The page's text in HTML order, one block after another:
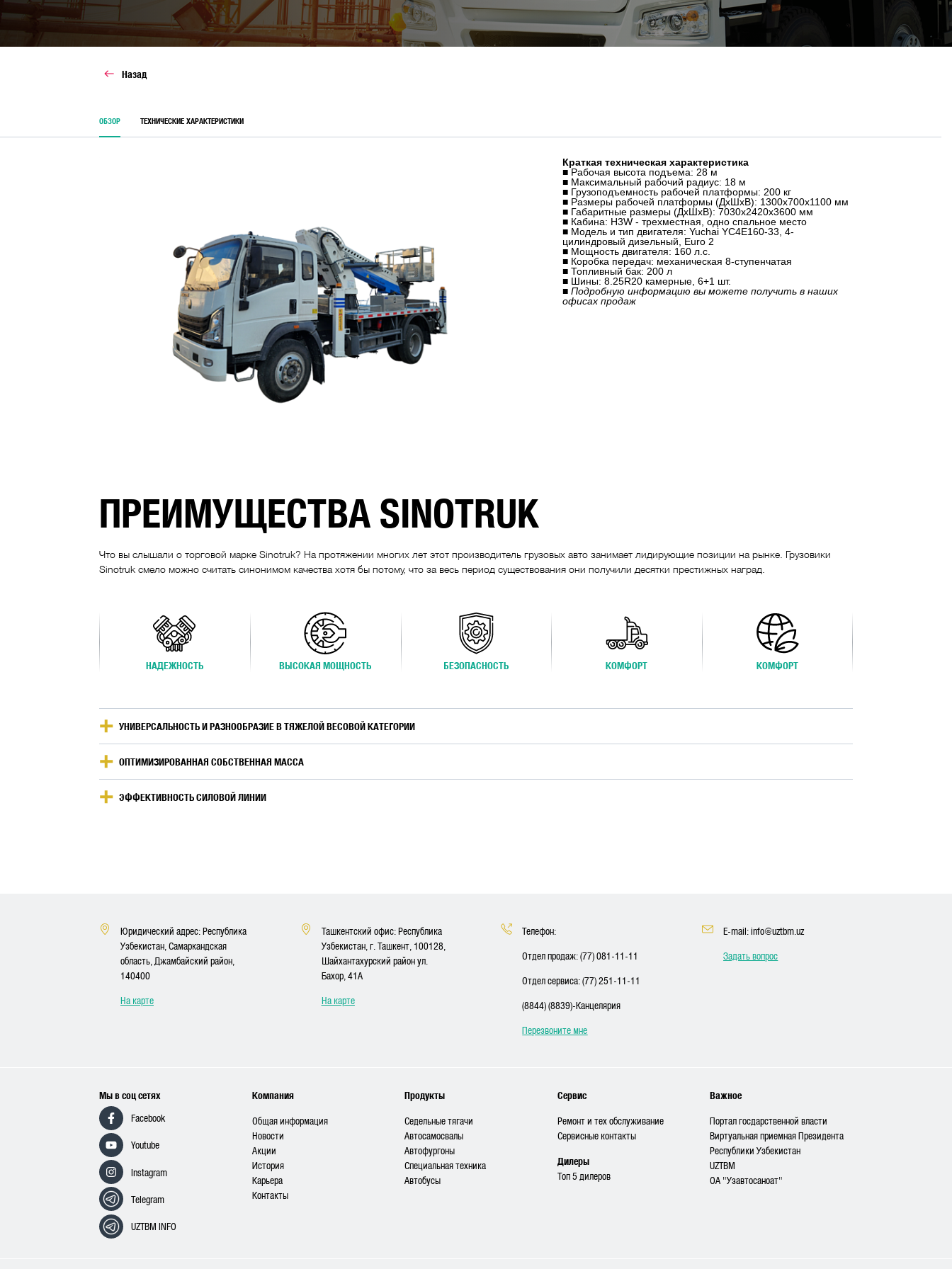
АКЦИИ
Назад
ОБЗОР ТЕХНИЧЕСКИЕ ХАРАКТЕРИСТИКИ
Краткая техническая характеристика
■ Рабочая высота подъема: 28 м
■ Максимальный рабочий радиус: 18 м
■ Грузоподъемность рабочей платформы: 200 кг
■ Размеры рабочей платформы (ДхШхВ): 1300х700х1100 мм
■ Габаритные размеры (ДхШхВ): 7030х2420х3600 мм
■ Кабина: H3W - трехместная, одно спальное место
■ Модель и тип двигателя: Yuchai YC4E160-33, 4-
цилиндровый дизельный, Euro 2
■ Мощность двигателя: 160 л.с.
■ Коробка передач: механическая 8-ступенчатая
■ Топливный бак: 200 л
■ Шины: 8.25R20 камерные, 6+1 шт.
■ Подробную информацию вы можете получить в наших
офисах продаж
ПРЕИМУЩЕСТВА SINOTRUK
Что вы слышали о торговой марке Sinotruk? На протяжении многих лет этот производитель грузовых авто занимает лидирующие позиции на рынке. Грузовики
Sinotruk смело можно считать синонимом качества хотя бы потому, что за весь период существования они получили десятки престижных наград.
НАДЕЖНОСТЬ ВЫСОКАЯ МОЩНОСТЬ БЕЗОПАСНОСТЬ КОМФОРТ КОМФОРТ
УНИВЕРСАЛЬНОСТЬ И РАЗНООБРАЗИЕ В ТЯЖЕЛОЙ ВЕСОВОЙ КАТЕГОРИИ
ОПТИМИЗИРОВАННАЯ СОБСТВЕННАЯ МАССА
ЭФФЕКТИВНОСТЬ СИЛОВОЙ ЛИНИИ
Юридический адрес: Республика
Узбекистан, Самаркандская
область, Джамбайский район,
140400
На карте
Ташкентский офис: Республика
Узбекистан, г. Ташкент, 100128,
Шайхантахурский район ул.
Бахор, 41A
На карте
Телефон:
Отдел продаж: (77) 081-11-11
Отдел сервиса: (77) 251-11-11
(8844) (8839)-Канцелярия
Перезвоните мне
E-mail: info@uztbm.uz
Задать вопрос
Мы в соц сетях
Facebook
Youtube
Instagram
Telegram
UZTBM INFO
Компания
Общая информация
Новости
Акции
История
Карьера
Контакты
Продукты
Седельные тягачи
Автосамосвалы
Автофургоны
Специальная техника
Автобусы
Сервис
Ремонт и тех обслуживание
Сервисные контакты
Дилеры
Топ 5 дилеров
Важное
Портал госдарственной власти
Виртуальная приемная Президента
Республики Узбекистан
UZTBM
ОА "Узавтосаноат"